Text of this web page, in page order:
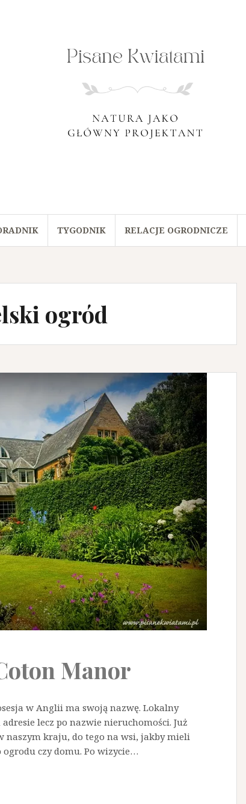
TYGODNIK RELACJE OGRODNICZE
ogród
Manor
w Anglii ma swoją nazwę. Lokalny
lecz po nazwie nieruchomości. Już
naszym kraju, do tego na wsi, jakby mieli
czy domu. Po wizycie…